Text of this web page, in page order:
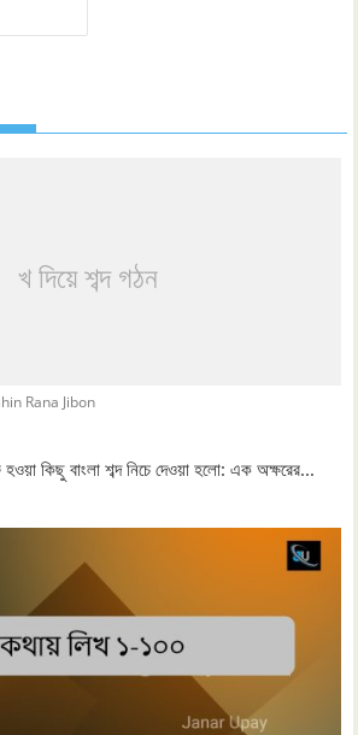
খ দিয়ে শব্দ গঠন
Rana Jibon
হওয়া কিছু বাংলা শব্দ নিচে দেওয়া হলো: এক অক্ষরের...